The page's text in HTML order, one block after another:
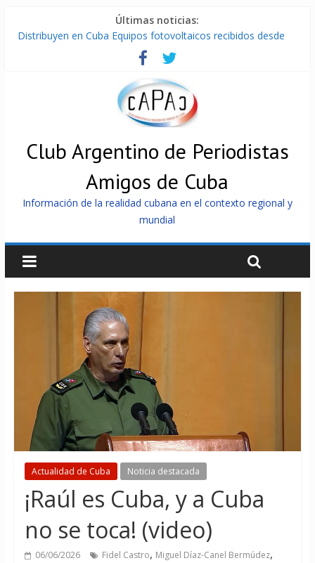
Últimas noticias:
Distribuyen en Cuba Equipos fotovoltaicos recibidos desde
La ONU condena medidas de EE.UU contra Cuba
Cuba alerta sobre doctrina militar de dominación de EEUU
Nuevas sanciones de EEUU contra Cuba apuntan a la
cooperación militar con Rusia y China
Brutal represión contra los que marchan para que no se
venda la patria
Club Argentino de Periodistas
Amigos de Cuba
Información de la realidad cubana en el contexto regional y
mundial
Actualidad de Cuba Noticia destacada
¡Raúl es Cuba, y a Cuba
no se toca! (video)
06/06/2026 Fidel Castro, Miguel Díaz-Canel Bermúdez,